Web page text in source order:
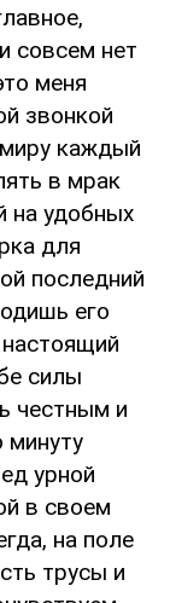
совсем нет
меня
звонкой
каждый
в мрак
на удобных
для
последний
его
силы
честным и
урной
в своем
на поле
трусы и